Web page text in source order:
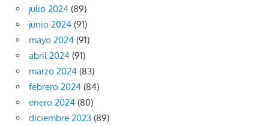
julio 2024 (89)
junio 2024 (91)
mayo 2024 (91)
abril 2024 (91)
marzo 2024 (83)
febrero 2024 (84)
enero 2024 (80)
diciembre 2023 (89)